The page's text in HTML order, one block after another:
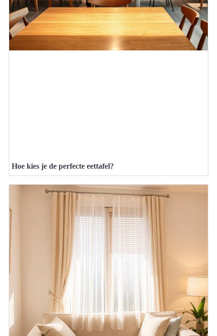
Hoe kies je de perfecte eettafel?